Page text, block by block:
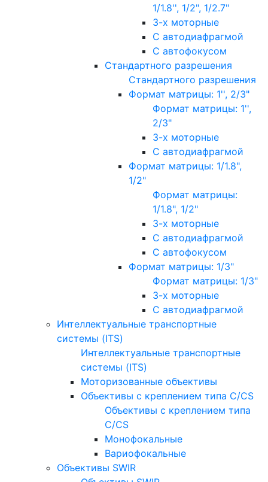
1/1.8'', 1/2", 1/2.7"
3-х моторные
С автодиафрагмой
С автофокусом
Стандартного разрешения
Стандартного разрешения
Формат матрицы: 1'', 2/3"
Формат матрицы: 1'',
2/3"
3-х моторные
С автодиафрагмой
Формат матрицы: 1/1.8",
1/2"
Формат матрицы:
1/1.8", 1/2"
3-х моторные
С автодиафрагмой
С автофокусом
Формат матрицы: 1/3"
Формат матрицы: 1/3"
3-х моторные
С автодиафрагмой
Интеллектуальные транспортные
системы (ITS)
Интеллектуальные транспортные
системы (ITS)
Моторизованные объективы
Объективы с креплением типа C/CS
Объективы с креплением типа
C/CS
Монофокальные
Вариофокальные
Объективы SWIR